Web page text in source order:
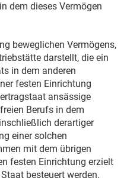
dem dieses Vermögen
beweglichen Vermögens,
darstellt, die ein
in dem anderen
festen Einrichtung
ansässige
Berufs in dem
derartiger
einer solchen
mit dem übrigen
festen Einrichtung erzielt
besteuert werden.